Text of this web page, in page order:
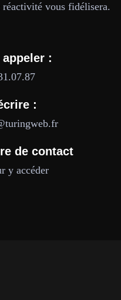
vous fidélisera.
appeler :
:
de contact
y accéder